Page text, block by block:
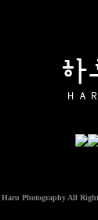
Photography All